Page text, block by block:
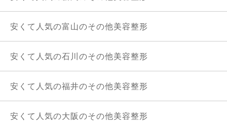
安くて人気の富山のその他美容整形
安くて人気の石川のその他美容整形
安くて人気の福井のその他美容整形
安くて人気の大阪のその他美容整形